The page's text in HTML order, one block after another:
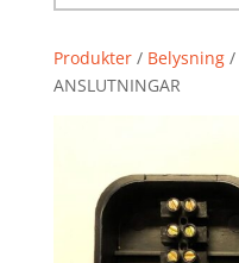
Produkter/ Belysning/
ANSLUTNINGAR